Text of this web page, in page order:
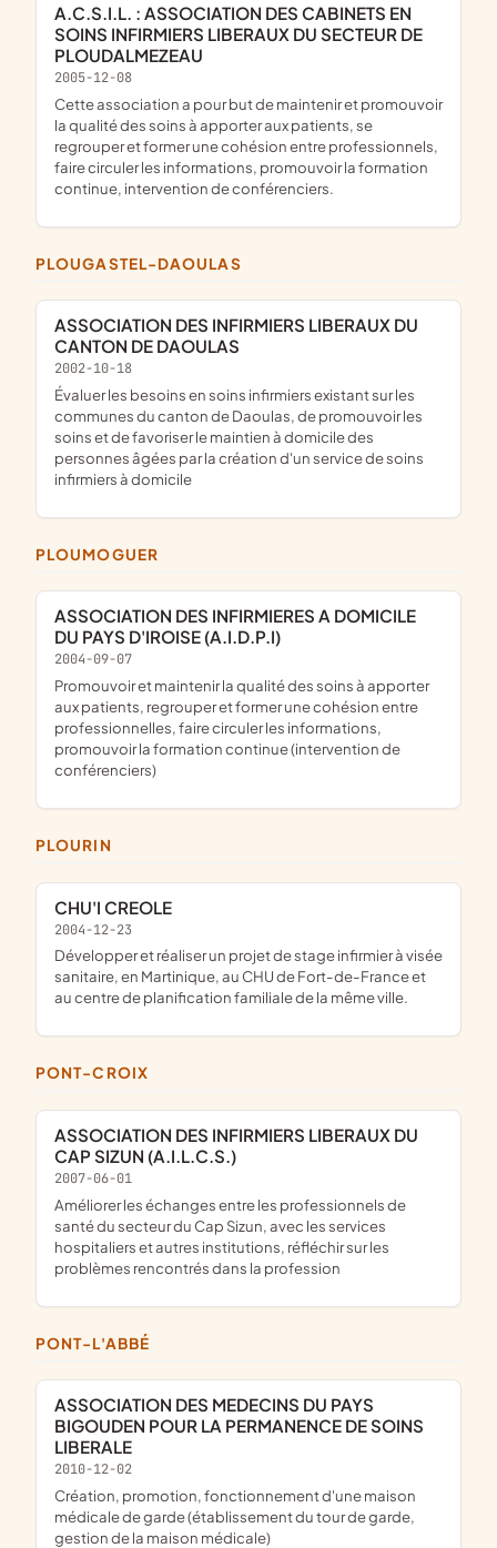
A.C.S.I.L. : ASSOCIATION DES CABINETS EN
SOINS INFIRMIERS LIBERAUX DU SECTEUR DE
PLOUDALMEZEAU
2005-12-08
cette association a pour but de maintenir et promouvoir
la qualité des soins à apporter aux patients, se
regrouper et former une cohésion entre professionnels,
faire circuler les informations, promouvoir la formation
continue, intervention de conférenciers.
PLOUGASTEL-DAOULAS
ASSOCIATION DES INFIRMIERS LIBERAUX DU
CANTON DE DAOULAS
2002-10-18
évaluer les besoins en soins infirmiers existant sur les
communes du canton de Daoulas, de promouvoir les
soins et de favoriser le maintien à domicile des
personnes âgées par la création d'un service de soins
infirmiers à domicile
PLOUMOGUER
ASSOCIATION DES INFIRMIERES A DOMICILE
DU PAYS D'IROISE (A.I.D.P.I)
2004-09-07
promouvoir et maintenir la qualité des soins à apporter
aux patients, regrouper et former une cohésion entre
professionnelles, faire circuler les informations,
promouvoir la formation continue (intervention de
conférenciers)
PLOURIN
CHU'I CREOLE
2004-12-23
développer et réaliser un projet de stage infirmier à visée
sanitaire, en Martinique, au CHU de Fort-de-France et
au centre de planification familiale de la même ville.
PONT-CROIX
ASSOCIATION DES INFIRMIERS LIBERAUX DU
CAP SIZUN (A.I.L.C.S.)
2007-06-01
améliorer les échanges entre les professionnels de
santé du secteur du Cap Sizun, avec les services
hospitaliers et autres institutions, réfléchir sur les
problèmes rencontrés dans la profession
PONT-L'ABBÉ
ASSOCIATION DES MEDECINS DU PAYS
BIGOUDEN POUR LA PERMANENCE DE SOINS
LIBERALE
2010-12-02
création, promotion, fonctionnement d'une maison
médicale de garde (établissement du tour de garde,
gestion de la maison médicale)